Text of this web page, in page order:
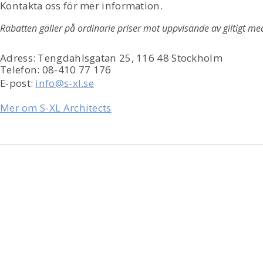
Kontakta oss för mer information.
Rabatten gäller på ordinarie priser mot uppvisande av giltigt
Adress: Tengdahlsgatan 25, 116 48 Stockholm
Telefon: 08-410 77 176
E-post: info@s-xl.se
Mer om S-XL Architects